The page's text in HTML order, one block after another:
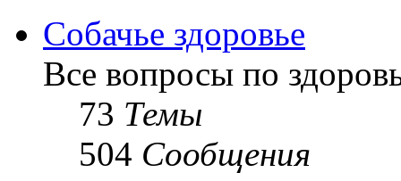
Собачье здоровье
Все вопросы по
73 Темы
504 Сообщения